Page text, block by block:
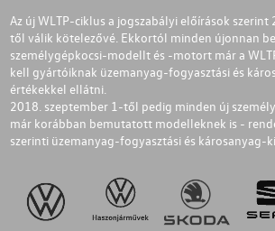
Az új WLTP-ciklus a jogszabályi előírások
től válik kötelezővé. Ekkortól minden újonnan
személygépkocsi-modellt és -motort már a
kell gyártóiknak üzemanyag-fogyasztási és
értékekkel ellátni.
2018. szeptember 1-től pedig minden új
már korábban bemutatott modelleknek is -
szerinti üzemanyag-fogyasztási és károsanyag-